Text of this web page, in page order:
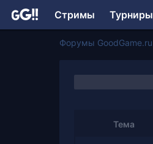
Стримы Турниры
Форумы GoodGame.ru
Тема